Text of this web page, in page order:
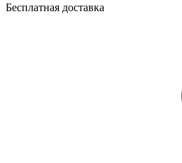
Бесплатная доставка